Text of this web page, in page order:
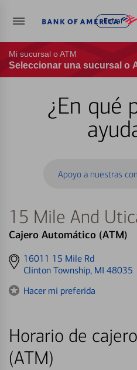
Entrar
Mi sucursal o ATM
Seleccionar una sucursal o
¿En qué
Apoyo a nuestras
15 Mile And
Cajero Automático (ATM)
Get
directions
16011 15 Mile Rd
Clinton Township, MI 48035
Hacer mi preferida
Horario de
(ATM)